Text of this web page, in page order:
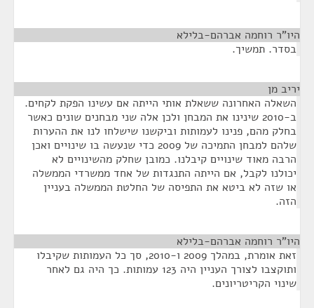
היו"ר רוחמה אברהם-בלילא
בסדר. תמשיך.
יריב מן
השאלה האחרונה ששאלת אותי הייתה אם עשינו הפקת לקחים.
ב-2010 שינינו את המבחן ולכן אלה שני מבחנים שונים כאשר
בחלק מהם, פנינו לעמותות וביקשנו שישלחו לנו את ההערות
שלהם למבחן התמיכה של 2009 כדי שנעשה בו שינויים ואכן
הרבה מאוד שינויים קיבלנו. כמובן שחלק מהשינויים לא
יכולנו לקבל, אם הייתה התנגדות של אחד ממשרדי הממשלה
או שזה לא ביטא את התפיסה של החלטת הממשלה בעניין
הזה.
היו"ר רוחמה אברהם-בלילא
זאת אומרת, במהלך 2009 ו-2010, סך כל העמותות שקיבלו
ותוקצבו לצורך העניין היה 123 עמותות. כך היה גם לאחר
שינוי הקריטריונים.